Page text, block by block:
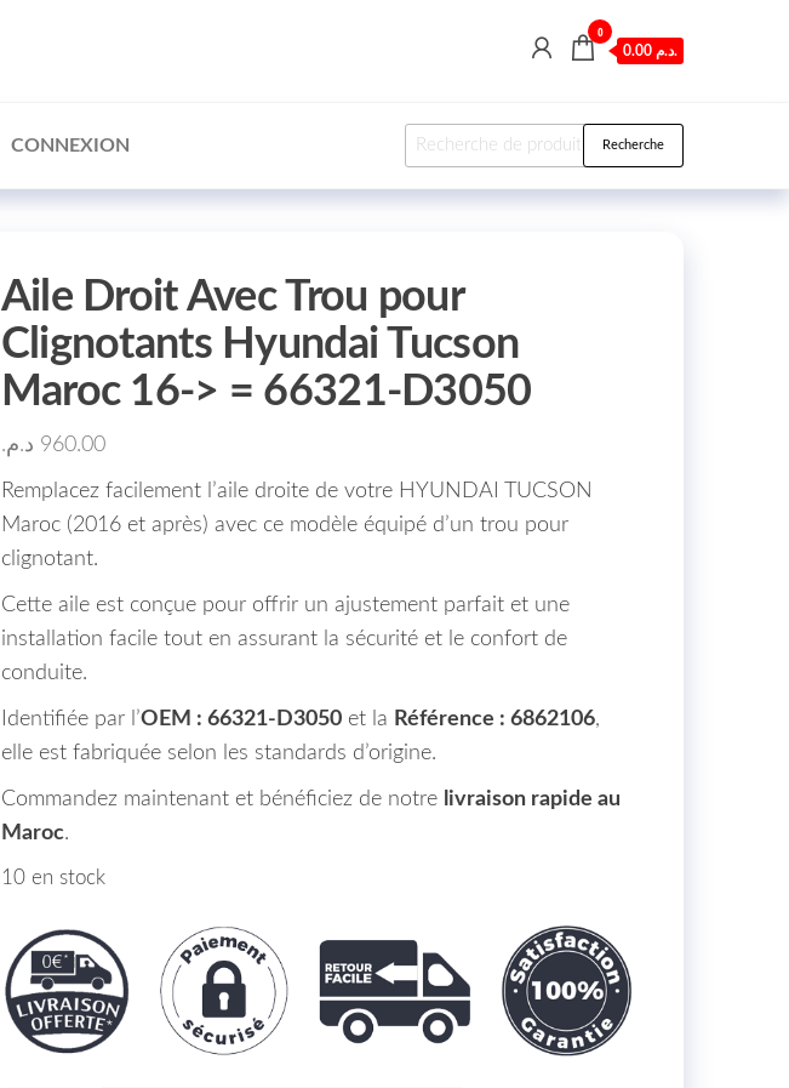
0
0.00 د.م.
CONNEXION Recherche pour : Recherche
Aile Droit Avec Trou pour
Clignotants Hyundai Tucson
Maroc 16-> = 66321-D3050
960.00 د.م.
Remplacez facilement l’aile droite de votre HYUNDAI TUCSON
Maroc (2016 et après) avec ce modèle équipé d’un trou pour
clignotant.
Cette aile est conçue pour offrir un ajustement parfait et une
installation facile tout en assurant la sécurité et le confort de
conduite.
Identifiée par l’OEM : 66321-D3050et la Référence : 6862106,
elle est fabriquée selon les standards d’origine.
Commandez maintenant et bénéficiez de notre livraison rapide au
Maroc.
10 en stock